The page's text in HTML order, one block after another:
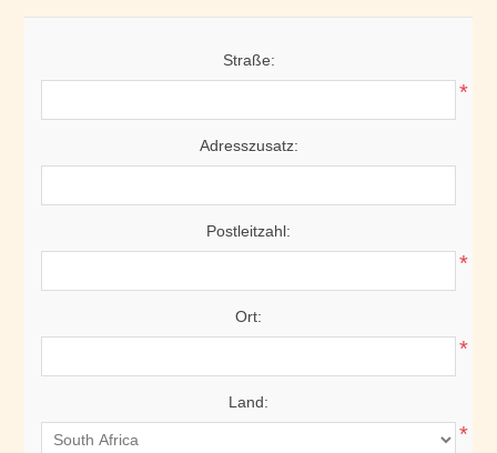
Straße:
*
Adresszusatz:
Postleitzahl:
*
Ort:
*
Land:
*